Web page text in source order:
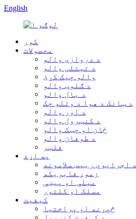
English
کور
محصولات
د دروازې والو
د تیتلی والو
والو چیک کړئ
د ګلوب والو
د بال والو
د ټانک د هوا د وتلو چک
د اور والو
د کنټرول والو
ځان او چټک والو
د طوفان والو
فلټر
په اړه
د اجرایوي رییس سلامونه
زموږ فابریکه
میلې او پیښې
مسلک او کلتور
کیفیت
څېړنه او پراختیا
د کیفیت کنټرول